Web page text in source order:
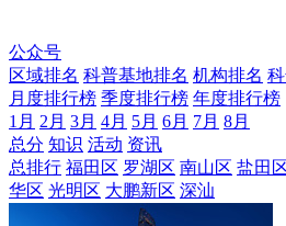
公众号
区域排名 科普基地排名 机构排名
月度排行榜 季度排行榜 年度排行榜
1月 2月 3月 4月 5月 6月 7月 8月
总分 知识 活动 资讯
总排行 福田区 罗湖区 南山区 盐田
华区 光明区 大鹏新区 深汕